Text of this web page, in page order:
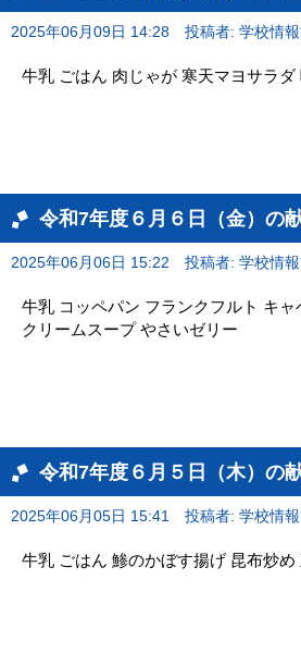
2025年06月09日 14:28 投稿者: 学校情
牛乳 ごはん 肉じゃが 寒天マヨサラダ
令和7年度６月６日（金）の
2025年06月06日 15:22 投稿者: 学校情
牛乳 コッペパン フランクフルト キ
クリームスープ やさいゼリー
令和7年度６月５日（木）の
2025年06月05日 15:41 投稿者: 学校情
牛乳 ごはん 鯵のかぼす揚げ 昆布炒め